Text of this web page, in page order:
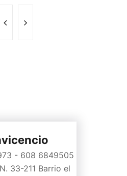
- 608 6849505
33-211 Barrio el